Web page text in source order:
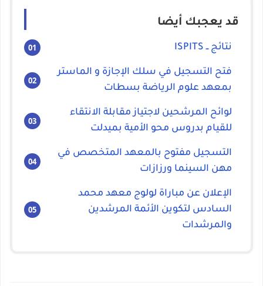
قد يعجبك أيضا
نتائج ــ ISPITS
فتح التسجيل في سلك الإجازة و الماستر
بمعهد علوم الرياضة بسطات
لوائح المرشحين لاجتياز مقابلة الانتقاء
للقيام بدروس محو الأمية بميدلت
التسجيل مفتوح بالمعهد المتخصص في
مهن السينما ورزازات
الإعلان عن مباراة لولوج معهد محمد
السادس لتكوين الأئمة المرشدين
والمرشدات